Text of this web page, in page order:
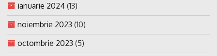
ianuarie 2024 (13)
noiembrie 2023 (10)
octombrie 2023 (5)